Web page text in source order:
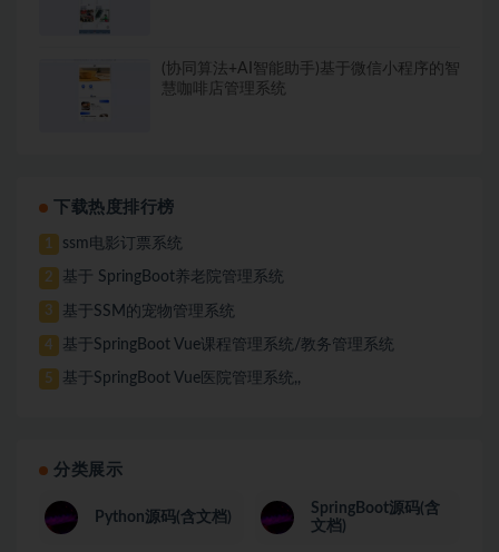
(协同算法+AI智能助手)基于微信小程序的智
慧咖啡店管理系统
下载热度排行榜
1 ssm电影订票系统
2 基于 SpringBoot养老院管理系统
3 基于SSM的宠物管理系统
4 基于SpringBoot Vue课程管理系统/教务管理系统
5 基于SpringBoot Vue医院管理系统,,
分类展示
Python源码(含文档)
SpringBoot源码(含
文档)